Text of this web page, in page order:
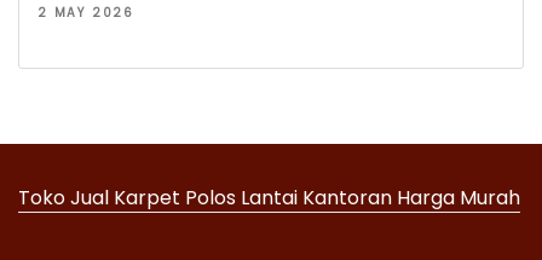
2 MAY 2026
Toko Jual Karpet Polos Lantai Kantoran Harga Murah